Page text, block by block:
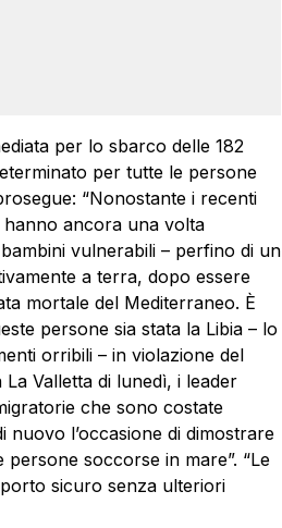
per lo sbarco delle 182
per tutte le persone
“Nonostante i recenti
ancora una volta
vulnerabili – perfino di un
a terra, dopo essere
mortale del Mediterraneo. È
persone sia stata la Libia – lo
orribili – in violazione del
Valletta di lunedì, i leader
che sono costate
l’occasione di dimostrare
soccorse in mare”. “Le
sicuro senza ulteriori